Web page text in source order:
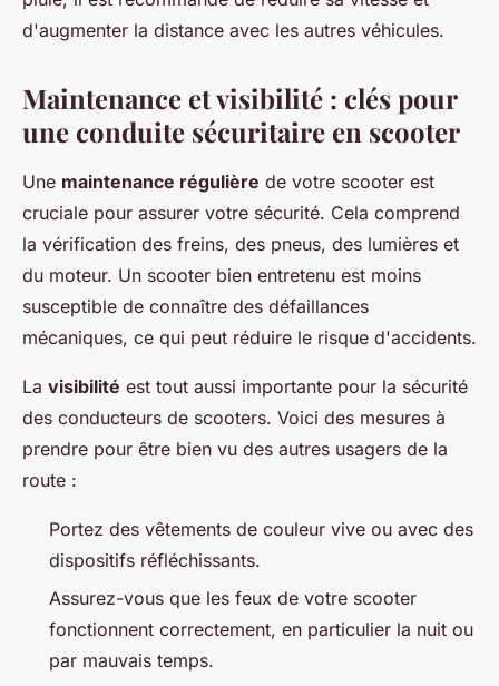
d'augmenter la distance avec les autres véhicules.
Maintenance et visibilité : clés pour
une conduite sécuritaire en scooter
Une maintenance régulière de votre scooter est
cruciale pour assurer votre sécurité. Cela comprend
la vérification des freins, des pneus, des lumières et
du moteur. Un scooter bien entretenu est moins
susceptible de connaître des défaillances
mécaniques, ce qui peut réduire le risque d'accidents.
La visibilité est tout aussi importante pour la sécurité
des conducteurs de scooters. Voici des mesures à
prendre pour être bien vu des autres usagers de la
route :
Portez des vêtements de couleur vive ou avec des
dispositifs réfléchissants.
Assurez-vous que les feux de votre scooter
fonctionnent correctement, en particulier la nuit ou
par mauvais temps.